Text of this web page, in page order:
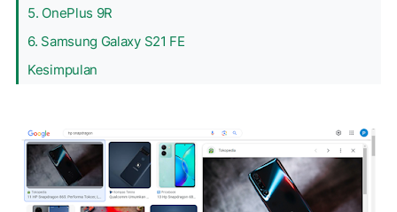
5. OnePlus 9R
6. Samsung Galaxy S21 FE
Kesimpulan